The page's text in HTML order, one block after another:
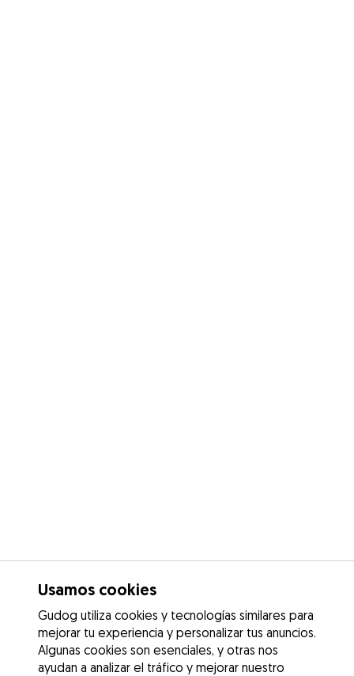
Usamos cookies
Gudog utiliza cookies y tecnologías similares para
mejorar tu experiencia y personalizar tus anuncios.
Algunas cookies son esenciales, y otras nos
ayudan a analizar el tráfico y mejorar nuestro